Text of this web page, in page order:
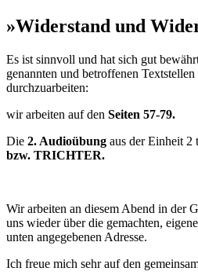
»Widerstand und
Es ist sinnvoll und hat sich gut
genannten und betroffenen
durchzuarbeiten:
wir arbeiten auf den Seiten 57-79.
Die 2. Audioübung aus der Einheit 2
bzw. TRICHTER.
Wir arbeiten an diesem Abend in der
uns wieder über die gemachten,
unten angegebenen Adresse.
Ich freue mich sehr auf den